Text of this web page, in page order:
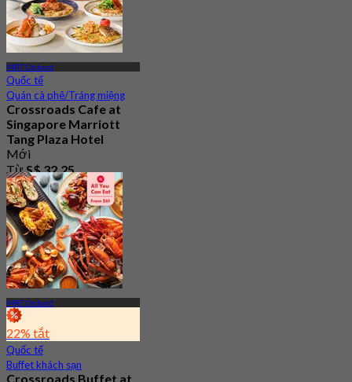
MRT Orchard
Quốc tế
Quán cà phê/Tráng miệng
Crossroads Cafe at
Singapore Marriott
Tang Plaza Hotel
Mới
TừS$ 32.25
MRT Orchard
22% tắt
Quốc tế
Buffet khách sạn
Crossroads Buffet at